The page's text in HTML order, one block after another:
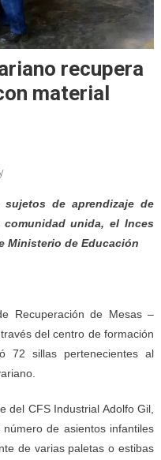
recupera
material
de aprendizaje de
unida, el Inces
Ministerio de Educación
Recuperación de Mesas –
del centro de formación
72 sillas pertenecientes al
del CFS Industrial Adolfo Gil,
de asientos infantiles
de varias paletas o estibas